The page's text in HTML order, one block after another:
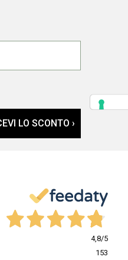
LO SCONTO ›
4,8/5
153